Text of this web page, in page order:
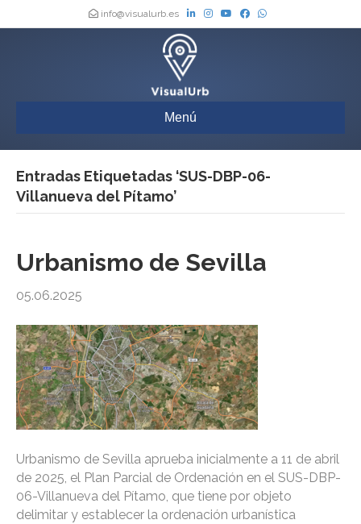
info@visualurb.es
Menú
Entradas Etiquetadas ‘SUS-DBP-06-
Villanueva del Pítamo’
Urbanismo de Sevilla
05.06.2025
Urbanismo de Sevilla aprueba inicialmente a 11 de abril
de 2025, el Plan Parcial de Ordenación en el SUS-DBP-
06-Villanueva del Pítamo, que tiene por objeto
delimitar y establecer la ordenación urbanística